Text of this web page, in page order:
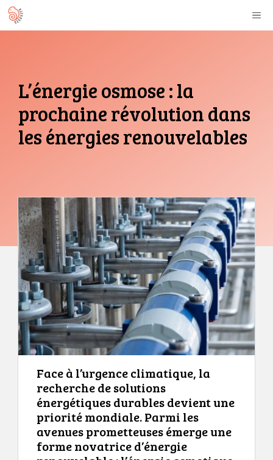
Aller
au
L’énergie osmose : la
prochaine révolution dans
les énergies renouvelables
Face à l’urgence climatique, la
recherche de solutions
énergétiques durables devient une
priorité mondiale. Parmi les
avenues prometteuses émerge une
forme novatrice d’énergie